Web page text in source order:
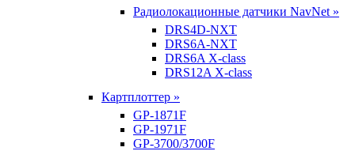
Радиолокационные датчики NavNet »
DRS4D-NXT
DRS6A-NXT
DRS6A X-class
DRS12A X-class
Картплоттер »
GP-1871F
GP-1971F
GP-3700/3700F